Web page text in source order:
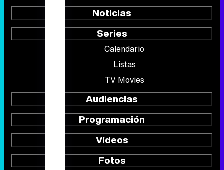
Noticias
Series
Calendario
Listas
TV Movies
Audiencias
Programación
Vídeos
Fotos